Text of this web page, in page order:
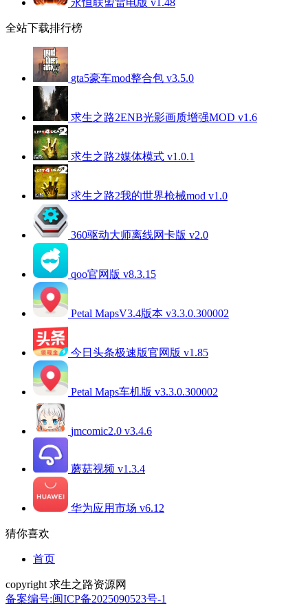
永恒联盟雷电版 v1.48
全站下载排行榜
gta5豪车mod整合包 v3.5.0
求生之路2ENB光影画质增强MOD v1.6
求生之路2媒体模式 v1.0.1
求生之路2我的世界枪械mod v1.0
360驱动大师离线网卡版 v2.0
qoo官网版 v8.3.15
Petal MapsV3.4版本 v3.3.0.300002
今日头条极速版官网版 v1.85
Petal Maps车机版 v3.3.0.300002
jmcomic2.0 v3.4.6
蘑菇视频 v1.3.4
华为应用市场 v6.12
猜你喜欢
首页
copyright 求生之路资源网
备案编号:闽ICP备2025090523号-1